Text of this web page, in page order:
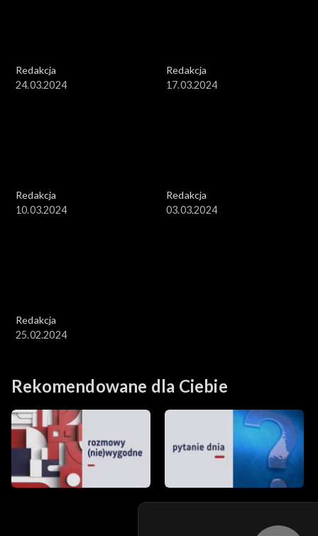
Redakcja
24.03.2024
Redakcja
17.03.2024
Redakcja
10.03.2024
Redakcja
03.03.2024
Redakcja
25.02.2024
Rekomendowane dla Ciebie